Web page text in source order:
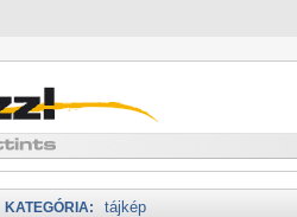
KATEGÓRIA: tájkép